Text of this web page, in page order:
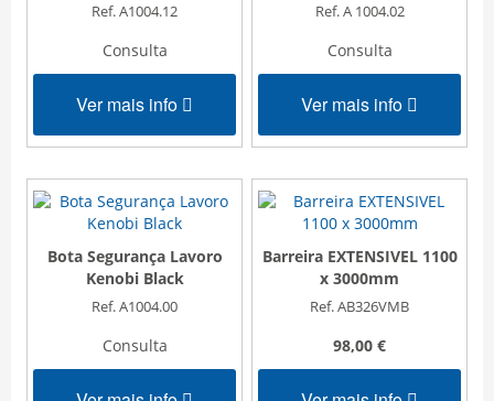
Ref. A1004.12
Consulta
Ver mais info
Ref. A 1004.02
Consulta
Ver mais info
Bota Segurança Lavoro
Kenobi Black
Ref. A1004.00
Consulta
Barreira EXTENSIVEL 1100
x 3000mm
Ref. AB326VMB
98,00 €